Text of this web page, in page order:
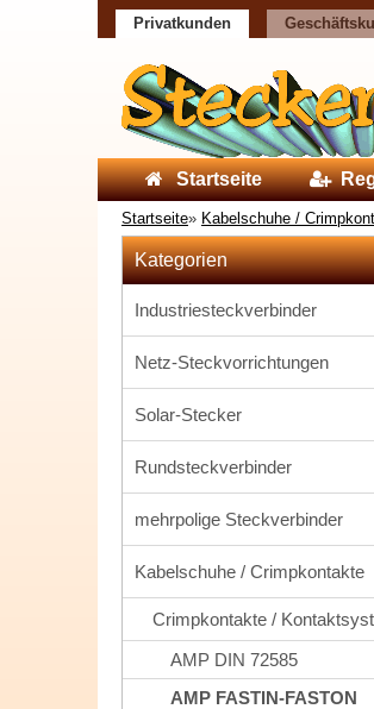
Privatkunden
Startseite
Startseite» Kabelschuhe /
Kategorien
Industriesteckverbinder
Netz-Steckvorrichtungen
Solar-Stecker
Rundsteckverbinder
mehrpolige Steckverbinder
Kabelschuhe / Crimpkontakte
Crimpkontakte /
AMP DIN 72585
AMP FASTIN-FASTON